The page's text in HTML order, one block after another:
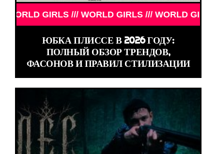
GIRLS /// WORLD GIRLS ///
ЮБКА ПЛИССЕ В 2026 ГОДУ:
ПОЛНЫЙ ОБЗОР ТРЕНДОВ,
ФАСОНОВ И ПРАВИЛ СТИЛИЗАЦИИ